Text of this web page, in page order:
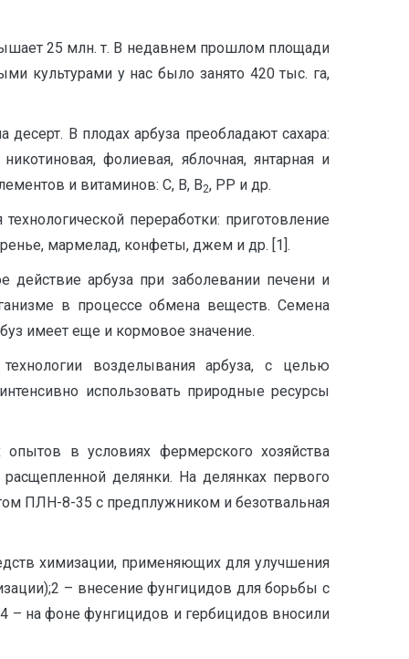
25 млн. т. В недавнем прошлом площади
культурами у нас было занято 420 тыс. га,
В плодах арбуза преобладают сахара:
фолиевая, яблочная, янтарная и
и витаминов: С, В, В2, РР и др.
переработки: приготовление
мармелад, конфеты, джем и др. [1].
действие арбуза при заболевании печени и
в процессе обмена веществ. Семена
имеет еще и кормовое значение.
возделывания арбуза, с целью
использовать природные ресурсы
в условиях фермерского хозяйства
делянки. На делянках первого
ПЛН-8-35 с предплужником и безотвальная
химизации, применяющих для улучшения
– внесение фунгицидов для борьбы с
– на фоне фунгицидов и гербицидов вносили